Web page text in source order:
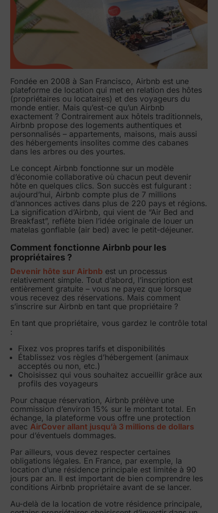
Fondée en 2008 à San Francisco, Airbnb est une
plateforme de location qui met en relation des hôtes
(propriétaires ou locataires) et des voyageurs du
monde entier. Mais qu’est-ce qu’un Airbnb
exactement ? Contrairement aux hôtels traditionnels,
Airbnb propose des logements authentiques et
personnalisés – appartements, maisons, mais aussi
des hébergements insolites comme des cabanes
dans les arbres ou des yourtes.
Le concept Airbnb fonctionne sur un modèle
d’économie collaborative où chacun peut devenir
hôte en quelques clics. Son succès est fulgurant :
aujourd’hui, Airbnb compte plus de 7 millions
d’annonces actives dans plus de 220 pays et régions.
La signification d’Airbnb, qui vient de “Air Bed and
Breakfast”, reflète bien l’idée originale de louer un
matelas gonflable (air bed) avec le petit-déjeuner.
Comment fonctionne Airbnb pour les
propriétaires ?
Devenir hôte sur Airbnb est un processus
relativement simple. Tout d’abord, l’inscription est
entièrement gratuite – vous ne payez que lorsque
vous recevez des réservations. Mais comment
s’inscrire sur Airbnb en tant que propriétaire ?
En tant que propriétaire, vous gardez le contrôle total
:
Fixez vos propres tarifs et disponibilités
Établissez vos règles d’hébergement (animaux
acceptés ou non, etc.)
Choisissez qui vous souhaitez accueillir grâce aux
profils des voyageurs
Pour chaque réservation, Airbnb prélève une
commission d’environ 15% sur le montant total. En
échange, la plateforme vous offre une protection
avecAirCover allant jusqu’à 3 millions de dollars
pour d’éventuels dommages.
Par ailleurs, vous devez respecter certaines
obligations légales. En France, par exemple, la
location d’une résidence principale est limitée à 90
jours par an. Il est important de bien comprendre les
conditions Airbnb propriétaire avant de se lancer.
Au-delà de la location de votre résidence principale,